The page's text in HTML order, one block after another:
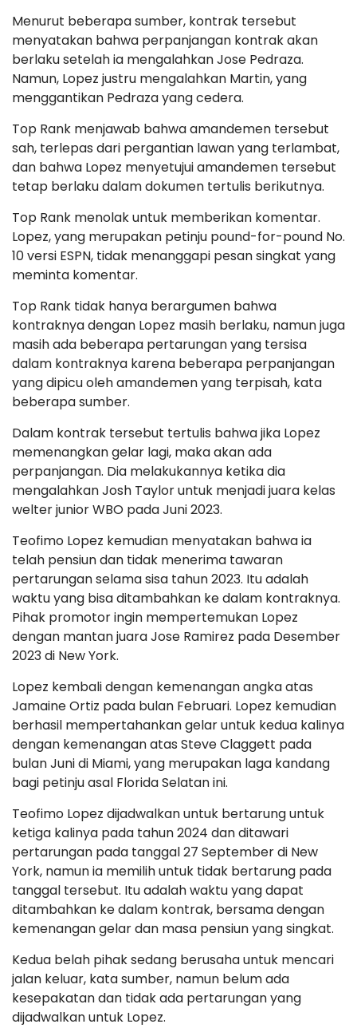
Menurut beberapa sumber, kontrak tersebut
menyatakan bahwa perpanjangan kontrak akan
berlaku setelah ia mengalahkan Jose Pedraza.
Namun, Lopez justru mengalahkan Martin, yang
menggantikan Pedraza yang cedera.
Top Rank menjawab bahwa amandemen tersebut
sah, terlepas dari pergantian lawan yang terlambat,
dan bahwa Lopez menyetujui amandemen tersebut
tetap berlaku dalam dokumen tertulis berikutnya.
Top Rank menolak untuk memberikan komentar.
Lopez, yang merupakan petinju pound-for-pound No.
10 versi ESPN, tidak menanggapi pesan singkat yang
meminta komentar.
Top Rank tidak hanya berargumen bahwa
kontraknya dengan Lopez masih berlaku, namun juga
masih ada beberapa pertarungan yang tersisa
dalam kontraknya karena beberapa perpanjangan
yang dipicu oleh amandemen yang terpisah, kata
beberapa sumber.
Dalam kontrak tersebut tertulis bahwa jika Lopez
memenangkan gelar lagi, maka akan ada
perpanjangan. Dia melakukannya ketika dia
mengalahkan Josh Taylor untuk menjadi juara kelas
welter junior WBO pada Juni 2023.
Teofimo Lopez kemudian menyatakan bahwa ia
telah pensiun dan tidak menerima tawaran
pertarungan selama sisa tahun 2023. Itu adalah
waktu yang bisa ditambahkan ke dalam kontraknya.
Pihak promotor ingin mempertemukan Lopez
dengan mantan juara Jose Ramirez pada Desember
2023 di New York.
Lopez kembali dengan kemenangan angka atas
Jamaine Ortiz pada bulan Februari. Lopez kemudian
berhasil mempertahankan gelar untuk kedua kalinya
dengan kemenangan atas Steve Claggett pada
bulan Juni di Miami, yang merupakan laga kandang
bagi petinju asal Florida Selatan ini.
Teofimo Lopez dijadwalkan untuk bertarung untuk
ketiga kalinya pada tahun 2024 dan ditawari
pertarungan pada tanggal 27 September di New
York, namun ia memilih untuk tidak bertarung pada
tanggal tersebut. Itu adalah waktu yang dapat
ditambahkan ke dalam kontrak, bersama dengan
kemenangan gelar dan masa pensiun yang singkat.
Kedua belah pihak sedang berusaha untuk mencari
jalan keluar, kata sumber, namun belum ada
kesepakatan dan tidak ada pertarungan yang
dijadwalkan untuk Lopez.